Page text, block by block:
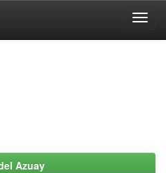
Azuay